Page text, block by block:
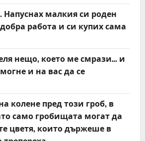
малкия си роден
работа и си купих сама
нещо, което ме смрази… и
и на вас да се
колене пред този гроб, в
само гробищата могат да
цветя, които държеше в